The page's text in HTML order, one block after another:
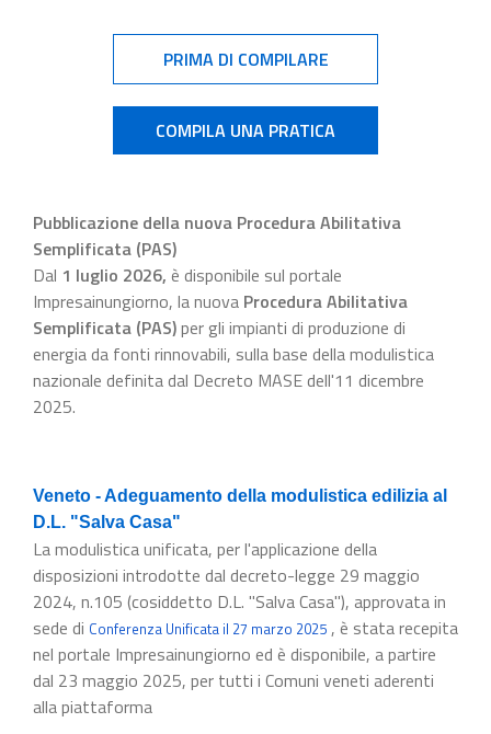
PRIMA DI COMPILARE
COMPILA UNA PRATICA
Pubblicazione della nuova Procedura Abilitativa
Semplificata (PAS)
Dal 1 luglio 2026, è disponibile sul portale
Impresainungiorno, la nuova Procedura Abilitativa
Semplificata (PAS)per gli impianti di produzione di
energia da fonti rinnovabili, sulla base della modulistica
nazionale definita dal Decreto MASE dell'11 dicembre
2025.
Veneto - Adeguamento della modulistica edilizia al
D.L. "Salva Casa"
La modulistica unificata, per l'applicazione della
disposizioni introdotte dal decreto-legge 29 maggio
2024, n.105 (cosiddetto D.L. "Salva Casa"), approvata in
sede di Conferenza Unificata il 27 marzo 2025 , è stata recepita
nel portale Impresainungiorno ed è disponibile, a partire
dal 23 maggio 2025, per tutti i Comuni veneti aderenti
alla piattaforma